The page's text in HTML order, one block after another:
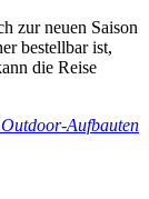
zur neuen Saison
bestellbar ist,
die Reise
Aufbauten